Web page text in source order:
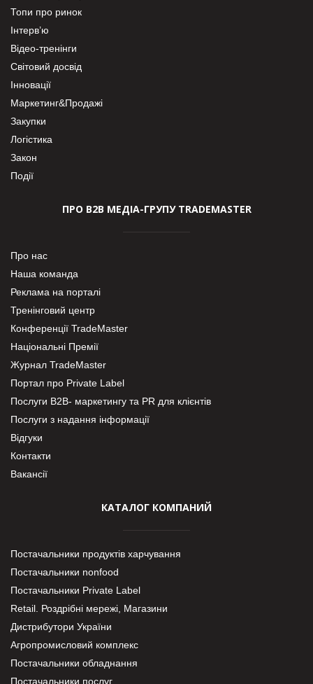
Топи про ринок
Інтерв’ю
Відео-тренінги
Світовий досвід
Інновації
Маркетинг&Продажі
Закупки
Логістика
Закон
Події
ПРО В2В МЕДІА-ГРУПУ TRADEMASTER
Про нас
Наша команда
Реклама на порталі
Тренінговий центр
Конференції TradeMaster
Національні Премії
Журнал TradeMaster
Портал про Private Label
Послуги В2В- маркетингу та PR для клієнтів
Послуги з надання інформації
Відгуки
Контакти
Вакансії
КАТАЛОГ КОМПАНИЙ
Постачальники продуктів харчування
Постачальники nonfood
Постачальники Private Label
Retail. Роздрібні мережі, Магазини
Дистрибутори України
Агропромисловий комплекс
Постачальники обладнання
Постачальники послуг